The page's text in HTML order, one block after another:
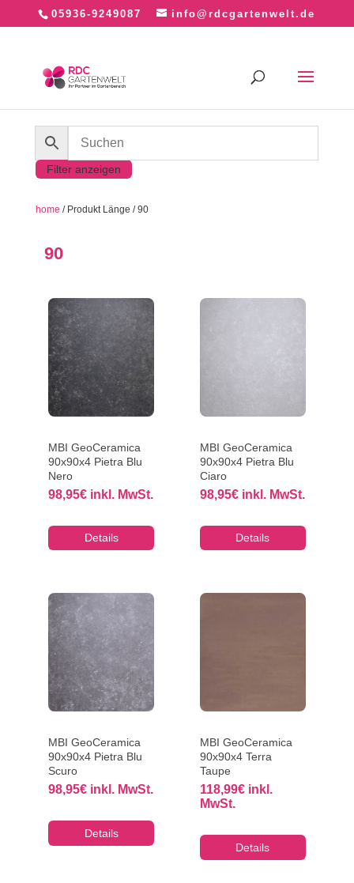
05936-9249087 info@rdcgartenwelt.de
Filter anzeigen
home / Produkt Länge / 90
90
MBI GeoCeramica
90x90x4 Pietra Blu
Nero
98,95€ inkl. MwSt.
Details
MBI GeoCeramica
90x90x4 Pietra Blu
Ciaro
98,95€ inkl. MwSt.
Details
MBI GeoCeramica
90x90x4 Pietra Blu
Scuro
98,95€ inkl. MwSt.
Details
MBI GeoCeramica
90x90x4 Terra
Taupe
118,99€ inkl.
MwSt.
Details